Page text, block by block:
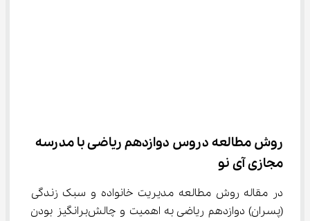
روش مطالعه دروس دوازدهم ریاضی با مدرسه
مجازی آی نو
در مقاله روش مطالعه مدیریت خانواده و سبک زندگی
(پسران) دوازدهم ریاضی به اهمیت و چالش‌برانگیز بودن